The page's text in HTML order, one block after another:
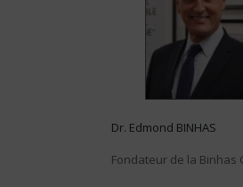
Dr. Edmond BINHAS
Fondateur de la Binhas